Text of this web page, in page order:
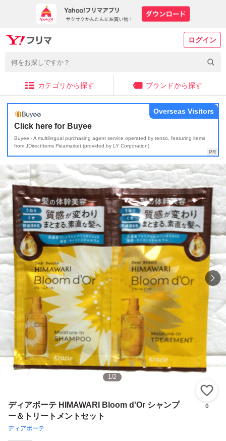
ログイン
カテゴリから探す ブランドから探す
Click here for Buyee
Buyee - A multilingual purchasing agent service operated by tenso, featuring items
from JDirectItems Fleamarket (provided by LY Corporation)
Overseas Visitors
1/2
ディアボーテ HIMAWARI Bloom d'Or シャンプ
ー＆トリートメントセット
ディアボーテ
0